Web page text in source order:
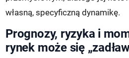
własną, specyficzną dynamikę.
Prognozy, ryzyka i
rynek może się